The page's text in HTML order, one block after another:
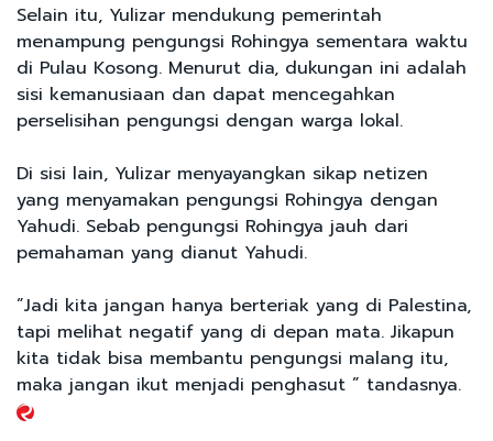
Selain itu, Yulizar mendukung pemerintah
menampung pengungsi Rohingya sementara waktu
di Pulau Kosong. Menurut dia, dukungan ini adalah
sisi kemanusiaan dan dapat mencegahkan
perselisihan pengungsi dengan warga lokal.
Di sisi lain, Yulizar menyayangkan sikap netizen
yang menyamakan pengungsi Rohingya dengan
Yahudi. Sebab pengungsi Rohingya jauh dari
pemahaman yang dianut Yahudi.
”Jadi kita jangan hanya berteriak yang di Palestina,
tapi melihat negatif yang di depan mata. Jikapun
kita tidak bisa membantu pengungsi malang itu,
maka jangan ikut menjadi penghasut ” tandasnya.